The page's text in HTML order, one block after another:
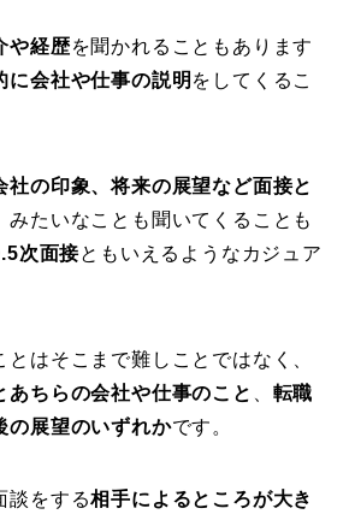
や経歴を聞かれることもあります
に会社や仕事の説明 をしてくるこ
社の印象、将来の展望など面接と
、みたいなことも聞いてくることも
次面接ともいえるようなカジュア
はそこまで難しことではなく、
あちらの会社や仕事のこと
転職
の展望のいずれかです。
談をする相手によるところが大き